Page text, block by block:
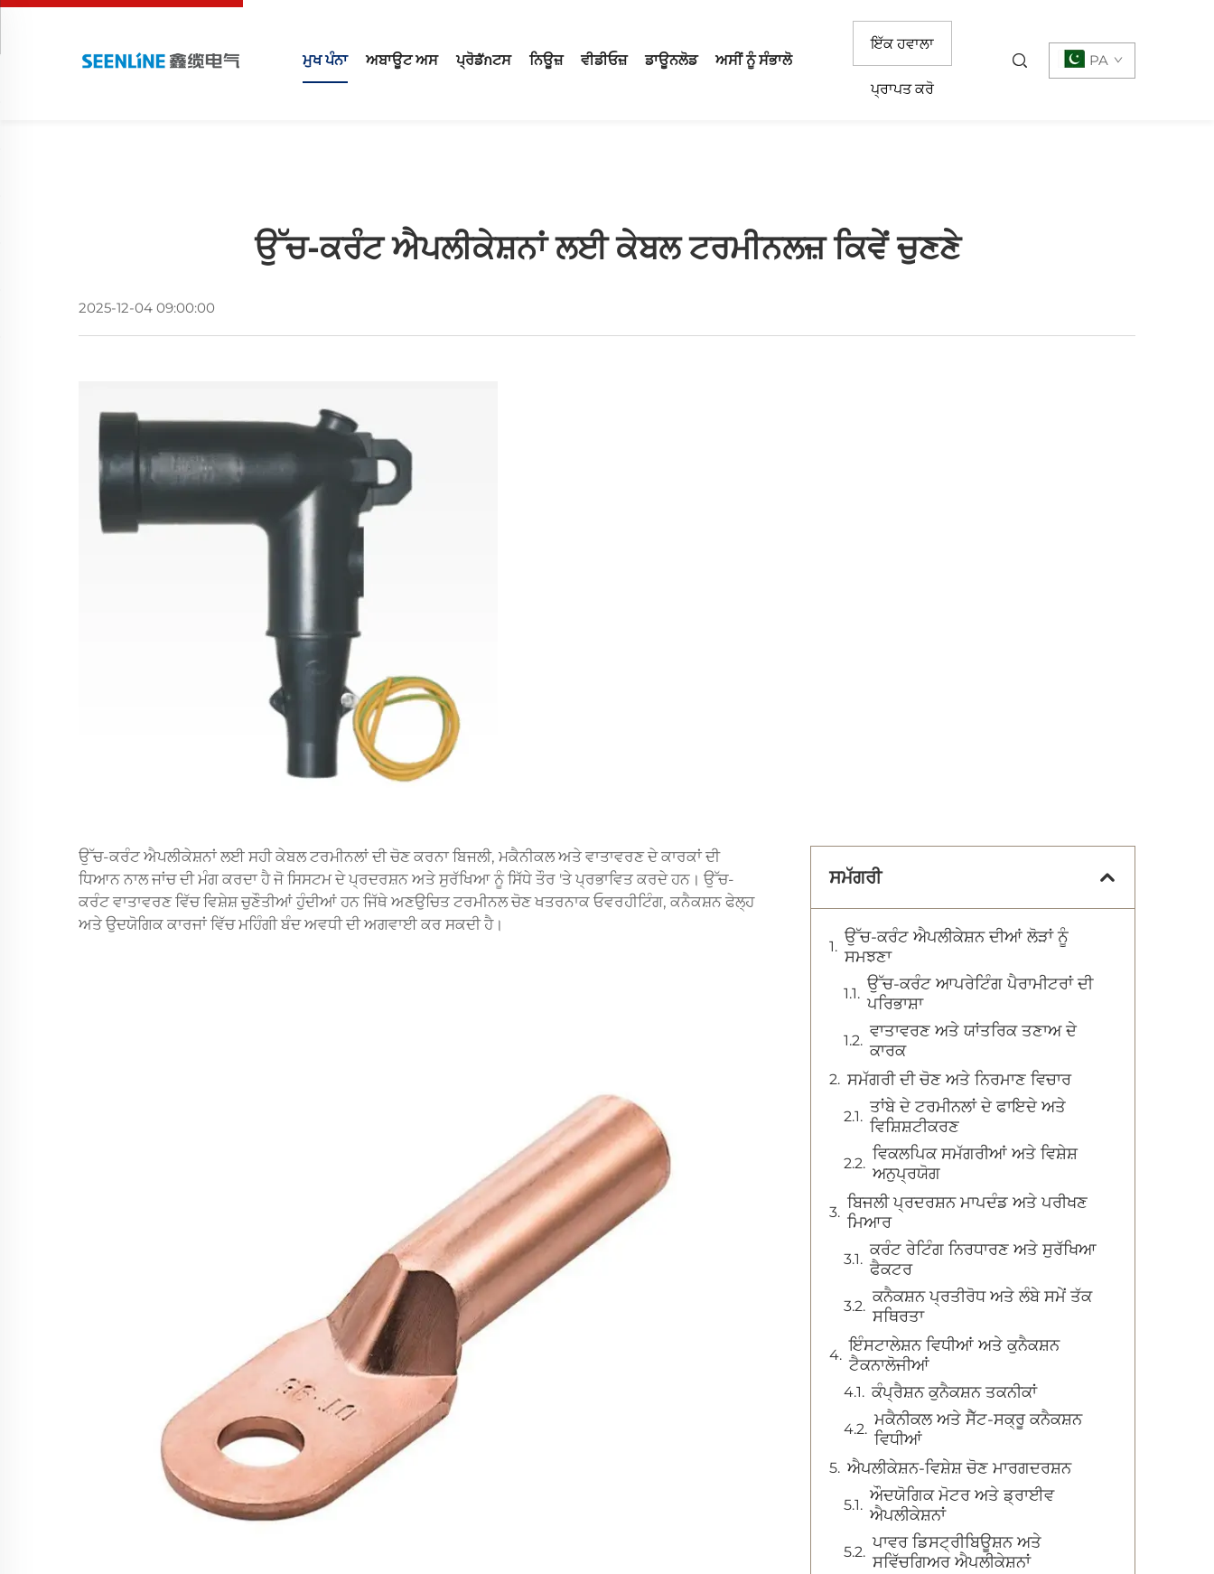
ਮੁਖ ਪੰਨਾ ਅਬਾਊਟ ਅਸ ਪ੍ਰੋਡักਟਸ ਨਿਊਜ਼ ਵੀਡੀਓਜ਼ ਡਾਊਨਲੋਡ ਅਸੀਂ ਨੂੰ ਸੰਭਾਲੋ
ਇੱਕ ਹਵਾਲਾ
ਪ੍ਰਾਪਤ ਕਰੋ
PA
ਉੱਚ-ਕਰੰਟ ਐਪਲੀਕੇਸ਼ਨਾਂ ਲਈ ਕੇਬਲ ਟਰਮੀਨਲਜ਼ ਕਿਵੇਂ ਚੁਣਣੇ
2025-12-04 09:00:00
ਉੱਚ-ਕਰੰਟ ਐਪਲੀਕੇਸ਼ਨਾਂ ਲਈ ਸਹੀ ਕੇਬਲ ਟਰਮੀਨਲਾਂ ਦੀ ਚੋਣ ਕਰਨਾ ਬਿਜਲੀ, ਮਕੈਨੀਕਲ ਅਤੇ ਵਾਤਾਵਰਣ ਦੇ ਕਾਰਕਾਂ ਦੀ
ਧਿਆਨ ਨਾਲ ਜਾਂਚ ਦੀ ਮੰਗ ਕਰਦਾ ਹੈ ਜੋ ਸਿਸਟਮ ਦੇ ਪ੍ਰਦਰਸ਼ਨ ਅਤੇ ਸੁਰੱਖਿਆ ਨੂੰ ਸਿੱਧੇ ਤੌਰ 'ਤੇ ਪ੍ਰਭਾਵਿਤ ਕਰਦੇ ਹਨ। ਉੱਚ-
ਕਰੰਟ ਵਾਤਾਵਰਣ ਵਿੱਚ ਵਿਸ਼ੇਸ਼ ਚੁਣੌਤੀਆਂ ਹੁੰਦੀਆਂ ਹਨ ਜਿੱਥੇ ਅਣਉਚਿਤ ਟਰਮੀਨਲ ਚੋਣ ਖਤਰਨਾਕ ਓਵਰਹੀਟਿੰਗ, ਕਨੈਕਸ਼ਨ ਫੇਲ੍ਹ
ਅਤੇ ਉਦਯੋਗਿਕ ਕਾਰਜਾਂ ਵਿੱਚ ਮਹਿੰਗੀ ਬੰਦ ਅਵਧੀ ਦੀ ਅਗਵਾਈ ਕਰ ਸਕਦੀ ਹੈ।
ਸਮੱਗਰੀ
ਉੱਚ-ਕਰੰਟ ਐਪਲੀਕੇਸ਼ਨ ਦੀਆਂ ਲੋੜਾਂ ਨੂੰ
ਸਮਝਣਾ
ਉੱਚ-ਕਰੰਟ ਆਪਰੇਟਿੰਗ ਪੈਰਾਮੀਟਰਾਂ ਦੀ
ਪਰਿਭਾਸ਼ਾ
ਵਾਤਾਵਰਣ ਅਤੇ ਯਾਂਤਰਿਕ ਤਣਾਅ ਦੇ
ਕਾਰਕ
ਸਮੱਗਰੀ ਦੀ ਚੋਣ ਅਤੇ ਨਿਰਮਾਣ ਵਿਚਾਰ
ਤਾਂਬੇ ਦੇ ਟਰਮੀਨਲਾਂ ਦੇ ਫਾਇਦੇ ਅਤੇ
ਵਿਸ਼ਿਸ਼ਟੀਕਰਣ
ਵਿਕਲਪਿਕ ਸਮੱਗਰੀਆਂ ਅਤੇ ਵਿਸ਼ੇਸ਼
ਅਨੁਪ੍ਰਯੋਗ
ਬਿਜਲੀ ਪ੍ਰਦਰਸ਼ਨ ਮਾਪਦੰਡ ਅਤੇ ਪਰੀਖਣ
ਮਿਆਰ
ਕਰੰਟ ਰੇਟਿੰਗ ਨਿਰਧਾਰਣ ਅਤੇ ਸੁਰੱਖਿਆ
ਫੈਕਟਰ
ਕਨੈਕਸ਼ਨ ਪ੍ਰਤੀਰੋਧ ਅਤੇ ਲੰਬੇ ਸਮੇਂ ਤੱਕ
ਸਥਿਰਤਾ
ਇੰਸਟਾਲੇਸ਼ਨ ਵਿਧੀਆਂ ਅਤੇ ਕੁਨੈਕਸ਼ਨ
ਟੈਕਨਾਲੋਜੀਆਂ
ਕੰਪ੍ਰੈਸ਼ਨ ਕੁਨੈਕਸ਼ਨ ਤਕਨੀਕਾਂ
ਮਕੈਨੀਕਲ ਅਤੇ ਸੈੱਟ-ਸਕ੍ਰੂ ਕਨੈਕਸ਼ਨ
ਵਿਧੀਆਂ
ਐਪਲੀਕੇਸ਼ਨ-ਵਿਸ਼ੇਸ਼ ਚੋਣ ਮਾਰਗਦਰਸ਼ਨ
ਔਦਯੋਗਿਕ ਮੋਟਰ ਅਤੇ ਡ੍ਰਾਈਵ
ਐਪਲੀਕੇਸ਼ਨਾਂ
ਪਾਵਰ ਡਿਸਟ੍ਰੀਬਿਊਸ਼ਨ ਅਤੇ
ਸਵਿੱਚਗਿਅਰ ਐਪਲੀਕੇਸ਼ਨਾਂ